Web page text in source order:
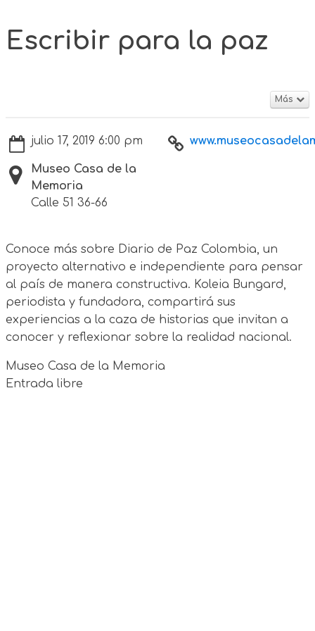
Escribir para la paz
Más
julio 17, 2019 6:00 pm
Museo Casa de la
Memoria
Calle 51 36-66
Conoce más sobre Diario de Paz Colombia, un
proyecto alternativo e independiente para pensar
al país de manera constructiva. Koleia Bungard,
periodista y fundadora, compartirá sus
experiencias a la caza de historias que invitan a
conocer y reflexionar sobre la realidad nacional.
Museo Casa de la Memoria
Entrada libre